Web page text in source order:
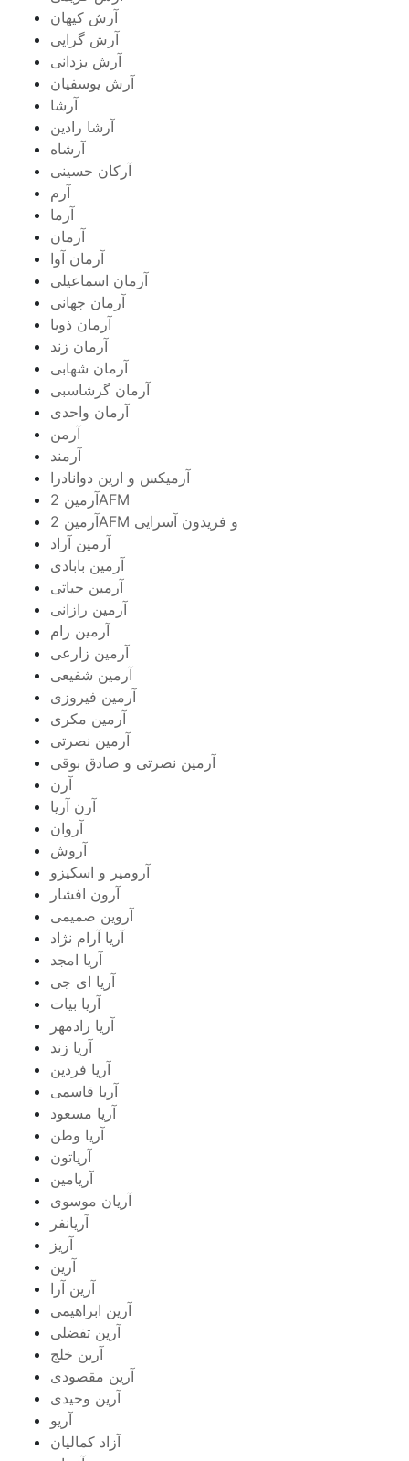
آرش کیهان
آرش گرایی
آرش یزدانی
آرش یوسفیان
آرشا
آرشا رادین
آرشاه
آرکان حسینی
آرم
آرما
آرمان
آرمان آوا
آرمان اسماعیلی
آرمان جهانی
آرمان ذویا
آرمان زند
آرمان شهابی
آرمان گرشاسبی
آرمان واحدی
آرمن
آرمند
آرمیکس و ارین دوانادرا
آرمین 2AFM
آرمین 2AFM و فریدون آسرایی
آرمین آراد
آرمین بابادی
آرمین حیاتی
آرمین رازانی
آرمین رام
آرمین زارعی
آرمین شفیعی
آرمین فیروزی
آرمین مکری
آرمین نصرتی
آرمین نصرتی و صادق بوقی
آرن
آرن آریا
آروان
آروش
آرومیر و اسکیزو
آرون افشار
آروین صمیمی
آریا آرام نژاد
آریا امجد
آریا ای جی
آریا بیات
آریا رادمهر
آریا زند
آریا فردین
آریا قاسمی
آریا مسعود
آریا وطن
آریاتون
آریامین
آریان موسوی
آریانفر
آریز
آرین
آرین آرا
آرین ابراهیمی
آرین تفضلی
آرین خلج
آرین مقصودی
آرین وحیدی
آریو
آزاد کمالیان